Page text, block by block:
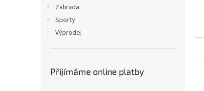
Zahrada
Sporty
Výprodej
Přijímáme online platby